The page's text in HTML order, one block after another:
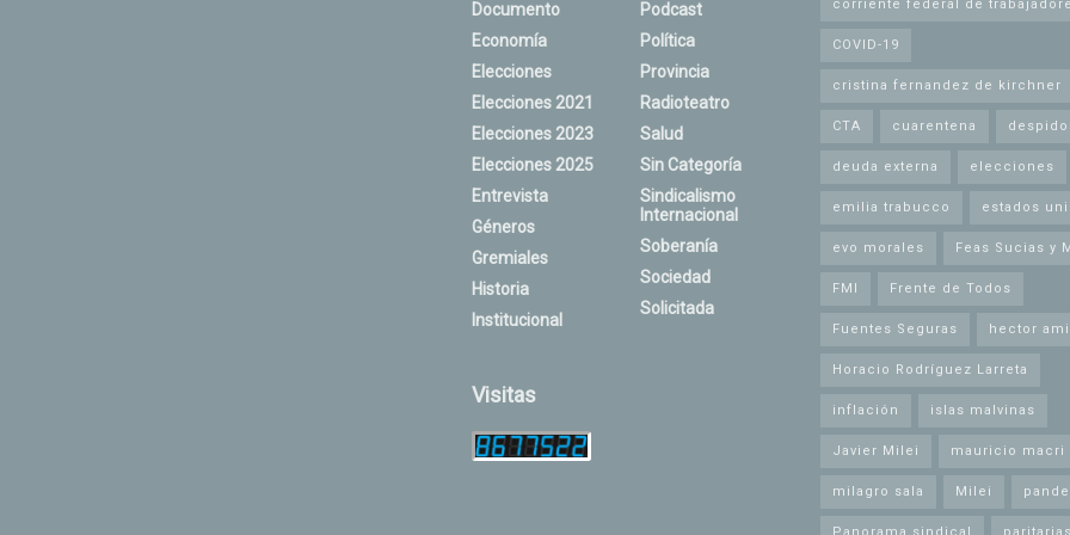
Documento
Economía
Elecciones
Elecciones 2021
Elecciones 2023
Elecciones 2025
Entrevista
Géneros
Gremiales
Historia
Institucional
Podcast
Política
Provincia
Radioteatro
Salud
Sin Categoría
Sindicalismo
Internacional
Soberanía
Sociedad
Solicitada
Visitas
corriente federal de
COVID-19
cristina fernandez de kirchner
CTA cuarentena
deuda externa elecciones
emilia trabucco estados
evo morales Feas Sucias y
FMI Frente de Todos
Fuentes Seguras hector
Horacio Rodríguez Larreta
inflación islas malvinas
Javier Milei mauricio macri
milagro sala Milei
Panorama sindical paritarias